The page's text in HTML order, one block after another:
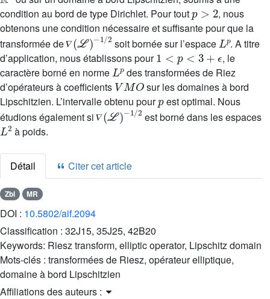
condition au bord de type Dirichlet. Pour tout
p>2
, nous
obtenons une condition nécessaire et suffisante pour que la
transformée de
𝛻
∇(ℒ)-1/2
soit bornée sur l’espace
L p
. A titre
d’application, nous établissons pour
1<p<3+ϵ
, le
caractère borné en norme
Lp
des transformées de Riez
d’opérateurs à coefficients
V MO
sur les domaines à bord
Lipschitzien. L’intervalle obtenu pour
p
est optimal. Nous
étudions également si
𝛻
∇(ℒ)-1/2
est borné dans les espaces
L2
à poids.
Détail Citer cet article
Zbl MR
DOI : 10.5802/aif.2094
Classification : 32J15, 35J25, 42B20
Keywords: Riesz transform, elliptic operator, Lipschitz domain
Mots-clés : transformées de Riesz, opérateur elliptique,
domaine à bord Lipschitzien
Affiliations des auteurs :